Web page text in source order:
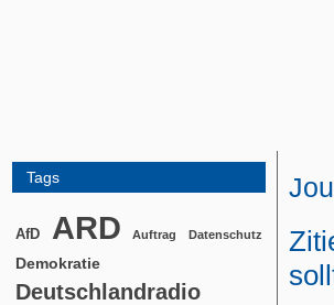
Tags
AfD ARD Auftrag Datenschutz
Demokratie
Deutschlandradio